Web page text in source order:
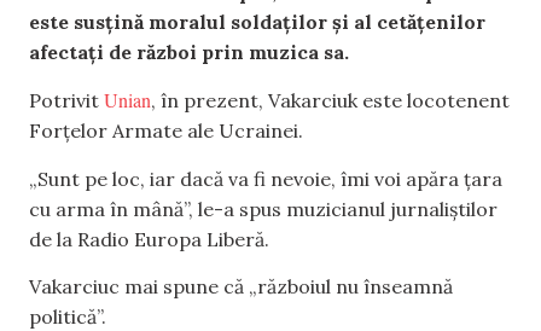
este susțină moralul soldaților și al cetățenilor
afectați de război prin muzica sa.
Potrivit Unian, în prezent, Vakarciuk este locotenent
Forțelor Armate ale Ucrainei.
„Sunt pe loc, iar dacă va fi nevoie, îmi voi apăra țara
cu arma în mână”, le-a spus muzicianul jurnaliștilor
de la Radio Europa Liberă.
Vakarciuc mai spune că „războiul nu înseamnă
politică”.